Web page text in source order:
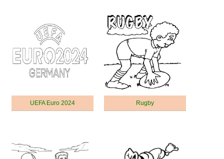
UEFA Euro 2024 Rugby